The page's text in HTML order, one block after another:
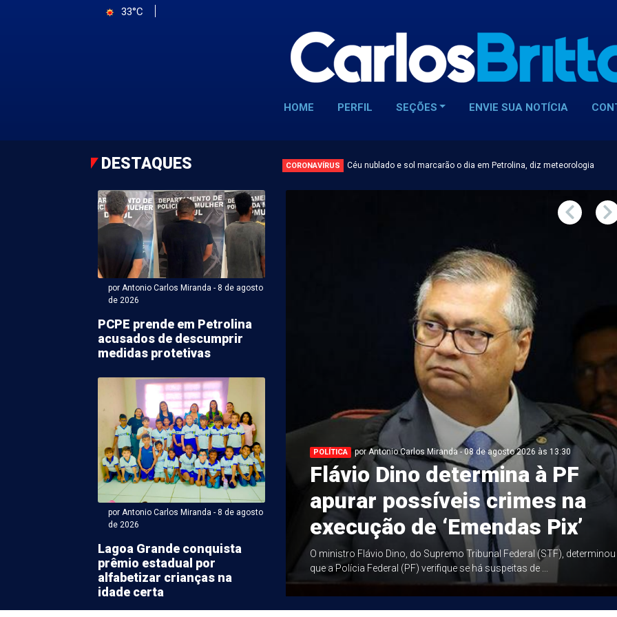
33°C
HOME PERFIL SEÇÕES ENVIE SUA NOTÍCIA
DESTAQUES CORONAVÍRUS Céu nublado e sol marcarão o dia em Petrolina, diz meteorologia
por Antonio Carlos Miranda - 8 de agosto
de 2026
PCPE prende em Petrolina
acusados de descumprir
medidas protetivas
por Antonio Carlos Miranda - 8 de agosto
de 2026
Lagoa Grande conquista
prêmio estadual por
alfabetizar crianças na
idade certa
Carlos Miranda - 08 de agosto 2026 às 08:58
de céu ensolarado e
variando de baixa a
em Petrolina
está começando com expectativa de céu
sábado (8). A umidade do ar, segundo o ...
POLÍTICA por Antonio Carlos Miranda - 08 de agosto 2026 às 13:30
Flávio Dino determina à PF
apurar possíveis crimes na
execução de ‘Emendas Pix’
O ministro Flávio Dino, do Supremo Tribunal Federal (STF), determinou
que a Polícia Federal (PF) verifique se há suspeitas de ...